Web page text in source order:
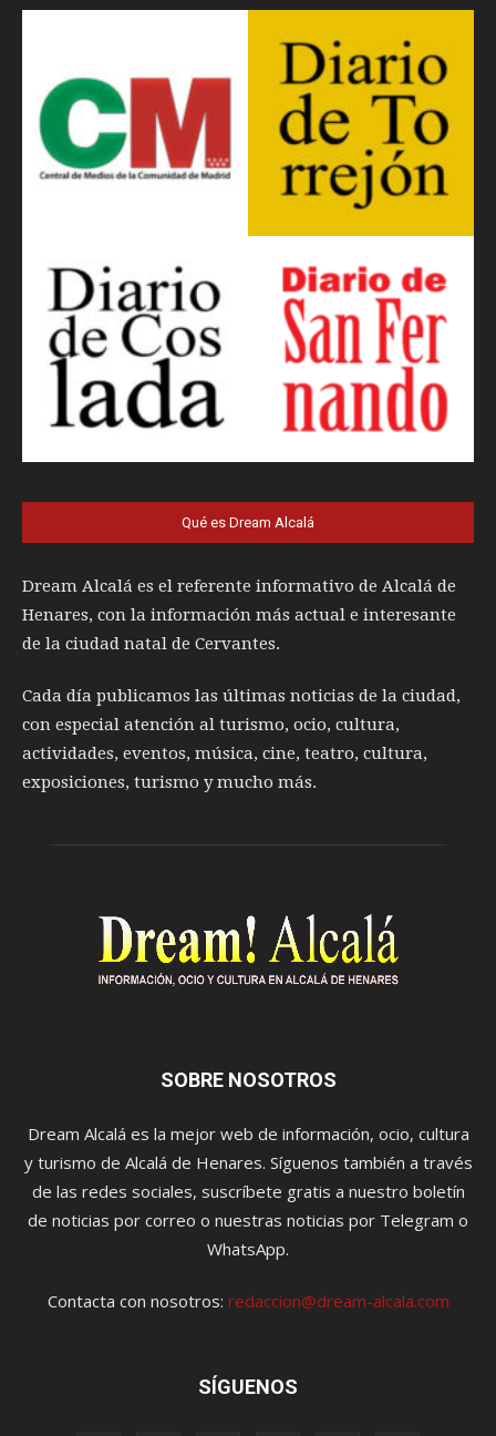
Qué es Dream Alcalá
Dream Alcalá es el referente informativo de Alcalá de
Henares, con la información más actual e interesante
de la ciudad natal de Cervantes.
Cada día publicamos las últimas noticias de la ciudad,
con especial atención al turismo, ocio, cultura,
actividades, eventos, música, cine, teatro, cultura,
exposiciones, turismo y mucho más.
SOBRE NOSOTROS
Dream Alcalá es la mejor web de información, ocio, cultura
y turismo de Alcalá de Henares. Síguenos también a través
de las redes sociales, suscríbete gratis a nuestro boletín
de noticias por correo o nuestras noticias por Telegram o
WhatsApp.
Contacta con nosotros: redaccion@dream-alcala.com
SÍGUENOS